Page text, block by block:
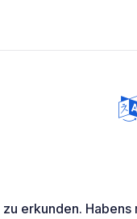
erkunden. Habens